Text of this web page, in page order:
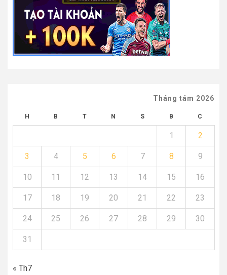
Tháng tám 2026
H B T N S B C
1 2
3 4 5 6 7 8 9
10 11 12 13 14 15 16
17 18 19 20 21 22 23
24 25 26 27 28 29 30
31
« Th7